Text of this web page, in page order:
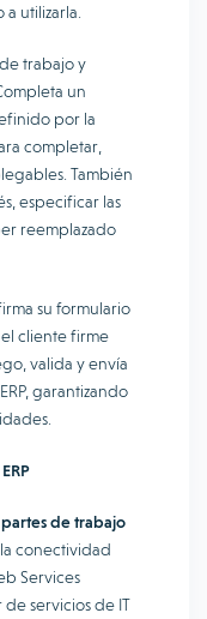
utilizarla.
trabajo y
un
por la
completar,
También
especificar las
reemplazado
su formulario
cliente firme
valida y envía
garantizando
de trabajo
conectividad
Services
servicios de IT